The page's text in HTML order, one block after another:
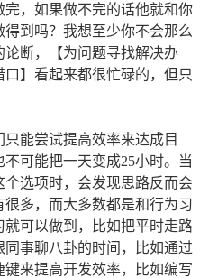
，如果做不完的话他就和你
到吗？我想至少你不会那么
断，【为问题寻找解决办
】看起来都很忙碌的，但只
能尝试提高效率来达成目
可能把一天变成25小时。当
选项时，会发现思路反而会
多，而大多数都是和行为习
可以做到，比如把平时走路
事聊八卦的时间，比如通过
来提高开发效率，比如编写